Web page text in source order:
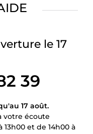
le 17
39
17 août.
votre écoute
et de 14h00 à